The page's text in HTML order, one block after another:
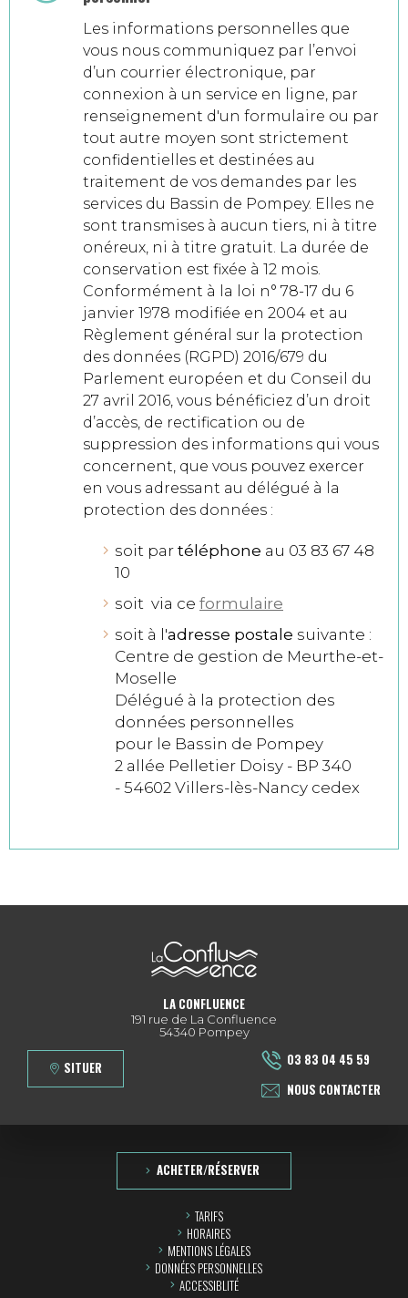
Les informations personnelles que
vous nous communiquez par l’envoi
d’un courrier électronique, par
connexion à un service en ligne, par
renseignement d'un formulaire ou par
tout autre moyen sont strictement
confidentielles et destinées au
traitement de vos demandes par les
services du Bassin de Pompey. Elles ne
sont transmises à aucun tiers, ni à titre
onéreux, ni à titre gratuit. La durée de
conservation est fixée à 12 mois.
Conformément à la loi n° 78-17 du 6
janvier 1978 modifiée en 2004 et au
Règlement général sur la protection
des données (RGPD) 2016/679 du
Parlement européen et du Conseil du
27 avril 2016, vous bénéficiez d’un droit
d’accès, de rectification ou de
suppression des informations qui vous
concernent, que vous pouvez exercer
en vous adressant au délégué à la
protection des données :
soit par téléphone au 03 83 67 48
10
soit via ce formulaire
soit à l'adresse postale suivante :
Centre de gestion de Meurthe-et-
Moselle
Délégué à la protection des
données personnelles
pour le Bassin de Pompey
2 allée Pelletier Doisy - BP 340
- 54602 Villers-lès-Nancy cedex
LA CONFLUENCE
191 rue de La Confluence
54340 Pompey
SITUER
03 83 04 45 59
NOUS CONTACTER
ACHETER/RÉSERVER
TARIFS
HORAIRES
MENTIONS LÉGALES
DONNÉES PERSONNELLES
ACCESSIBLITÉ